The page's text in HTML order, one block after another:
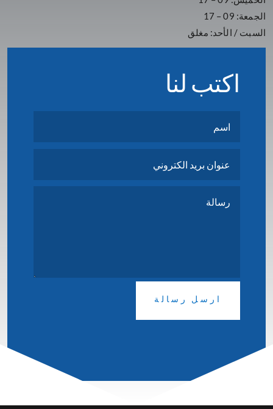
الجمعة: 09 – 17
السبت / الأحد: مغلق
اكتب لنا
ارسل رسالة